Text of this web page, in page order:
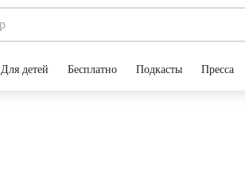
Для детей Бесплатно Подкасты Пресса